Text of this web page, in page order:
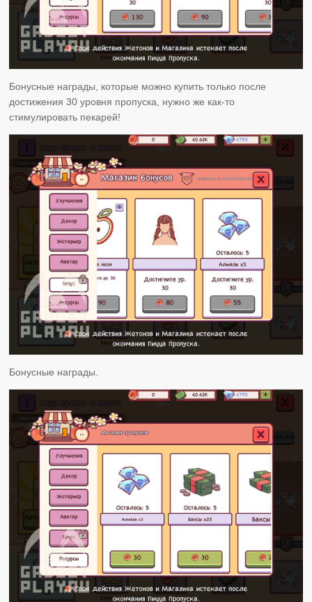
Бонусные награды, которые можно купить только после
достижения 30 уровня пропуска, нужно же как-то
стимулировать пекарей!
Бонусные награды.